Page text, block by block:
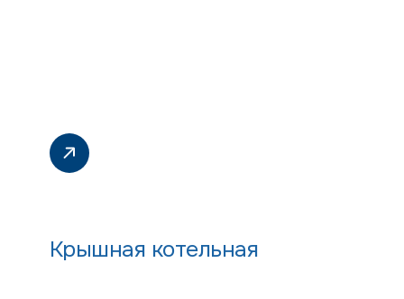
Крышная котельная